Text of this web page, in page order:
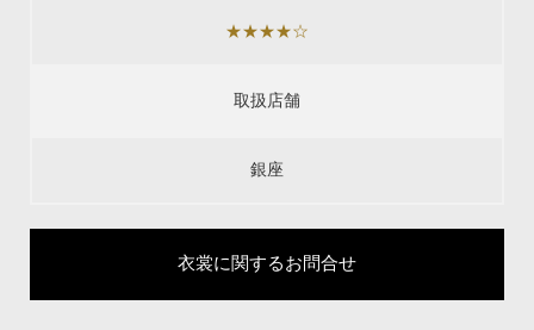
★★★★☆
取扱店舗
銀座
衣裳に関するお問合せ